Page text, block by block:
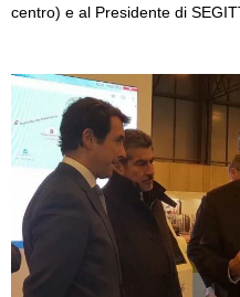
centro) e al Presidente di